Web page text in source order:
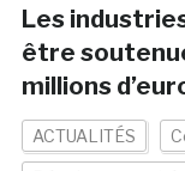
Les
être
millions
ACTUALITÉS